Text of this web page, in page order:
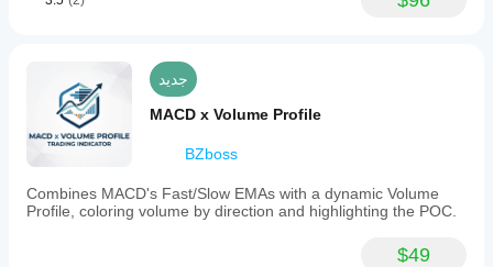
جديد
MACD x Volume Profile
BZboss
Combines MACD's Fast/Slow EMAs with a dynamic Volume
Profile, coloring volume by direction and highlighting the POC.
$49